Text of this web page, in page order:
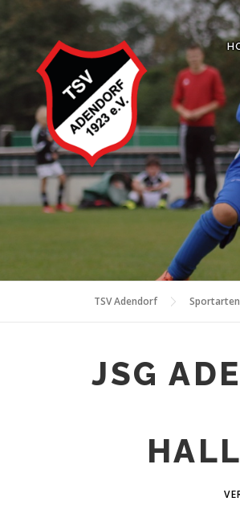
Inhalt
springen
TSV Adendorf Sportarten
JSG